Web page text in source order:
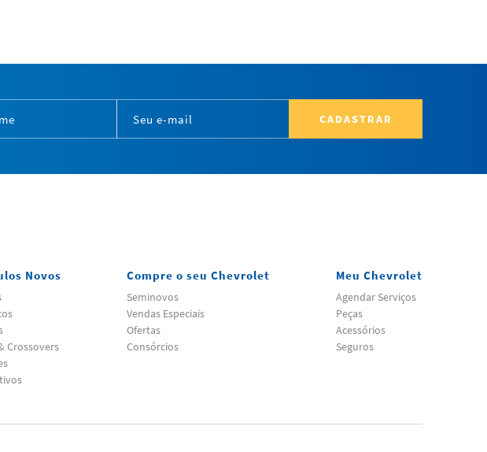
CADASTRAR
Novos
Crossovers
Compre o seu Chevrolet
Seminovos
Vendas Especiais
Ofertas
Consórcios
Meu Chevrolet
Agendar Serviços
Peças
Acessórios
Seguros